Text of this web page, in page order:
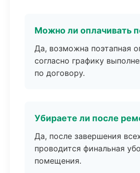
Можно ли оплачивать
Да, возможна поэтапная
согласно графику
по договору.
Убираете ли после
Да, после завершения
проводится финальная
помещения.